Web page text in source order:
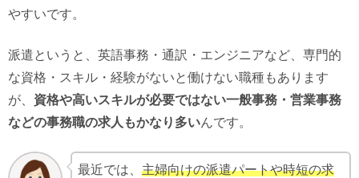
やすいです。
派遣というと、英語事務・通訳・エンジニアなど、専門的
な資格・スキル・経験がないと働けない職種もあります
が、 資格や高いスキルが必要ではない一般事務・営業事務
などの事務職の求人もかなり多いんです。
最近では、主婦向けの派遣パートや時短の求